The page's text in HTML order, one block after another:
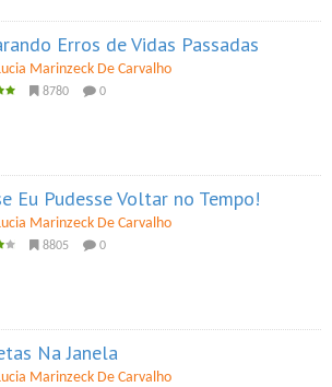
Erros de Vidas Passadas
Marinzeck De Carvalho
8780 0
Eu Pudesse Voltar no Tempo!
Marinzeck De Carvalho
8805 0
Na Janela
Marinzeck De Carvalho